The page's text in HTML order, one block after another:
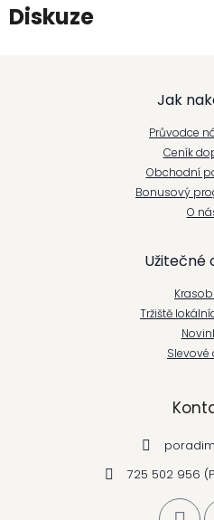
Diskuze
Jak
Průvodce
Ceník
Obchodní
Bonusový
O
Užitečné
Tržiště
Slevové
725 502 956